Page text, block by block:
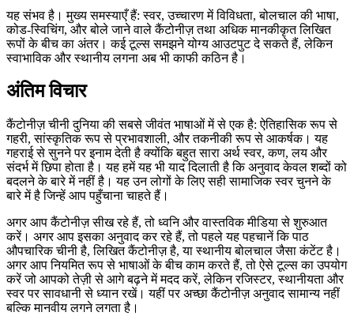
यह संभव है। मुख्य समस्याएँ हैं: स्वर, उच्चारण में विविधता, बोलचाल की भाषा,
कोड-स्विचिंग, और बोले जाने वाले कैंटोनीज़ तथा अधिक मानकीकृत लिखित
रूपों के बीच का अंतर। कई टूल्स समझने योग्य आउटपुट दे सकते हैं, लेकिन
स्वाभाविक और स्थानीय लगना अब भी काफी कठिन है।
अंतिम विचार
कैंटोनीज़ चीनी दुनिया की सबसे जीवंत भाषाओं में से एक है: ऐतिहासिक रूप से
गहरी, सांस्कृतिक रूप से प्रभावशाली, और तकनीकी रूप से आकर्षक। यह
गहराई से सुनने पर इनाम देती है क्योंकि बहुत सारा अर्थ स्वर, कण, लय और
संदर्भ में छिपा होता है। यह हमें यह भी याद दिलाती है कि अनुवाद केवल शब्दों को
बदलने के बारे में नहीं है। यह उन लोगों के लिए सही सामाजिक स्वर चुनने के
बारे में है जिन्हें आप पहुँचाना चाहते हैं।
अगर आप कैंटोनीज़ सीख रहे हैं, तो ध्वनि और वास्तविक मीडिया से शुरुआत
करें। अगर आप इसका अनुवाद कर रहे हैं, तो पहले यह पहचानें कि पाठ
औपचारिक चीनी है, लिखित कैंटोनीज़ है, या स्थानीय बोलचाल जैसा कंटेंट है।
अगर आप नियमित रूप से भाषाओं के बीच काम करते हैं, तो ऐसे टूल्स का उपयोग
करें जो आपको तेज़ी से आगे बढ़ने में मदद करें, लेकिन रजिस्टर, स्थानीयता और
स्वर पर सावधानी से ध्यान रखें। यहीं पर अच्छा कैंटोनीज़ अनुवाद सामान्य नहीं
बल्कि मानवीय लगने लगता है।